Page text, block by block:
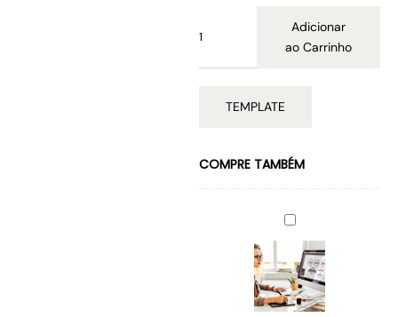
Adicionar
ao Carrinho
TEMPLATE
COMPRE TAMBÉM
S
E
R
V